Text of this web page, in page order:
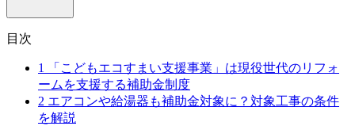
目次
1
「こどもエコすまい支援事業」は現役世代のリフォ
ームを支援する補助金制度
2 エアコンや給湯器も補助金対象に？対象工事の条件
を解説